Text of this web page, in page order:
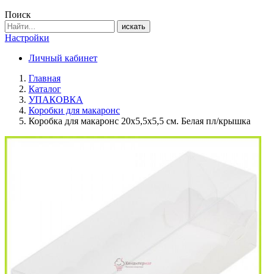
Поиск
искать
Настройки
Личный кабинет
Главная
Каталог
УПАКОВКА
Коробки для макаронс
Коробка для макаронс 20х5,5х5,5 см. Белая пл/крышка